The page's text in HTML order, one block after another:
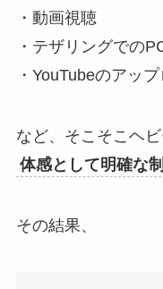
・動画視聴
・テザリングでの
・YouTubeのアッ
など、そこそこヘ
体感として明確な
その結果、